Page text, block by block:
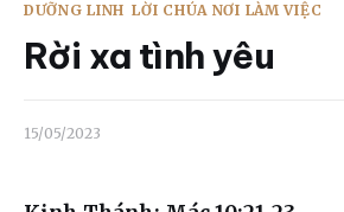
Mục vụ
DƯỠNG LINH LỜI CHÚA NƠI LÀM VIỆC
Rời xa tình yêu
15/05/2023